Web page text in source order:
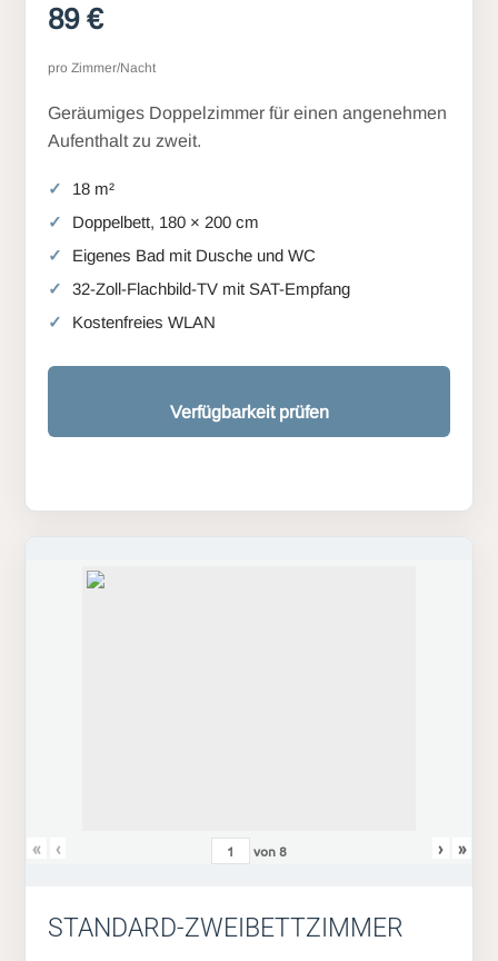
89 €
pro Zimmer/Nacht
Geräumiges Doppelzimmer für einen angenehmen
Aufenthalt zu zweit.
18 m²
Doppelbett, 180 × 200 cm
Eigenes Bad mit Dusche und WC
32-Zoll-Flachbild-TV mit SAT-Empfang
Kostenfreies WLAN
Verfügbarkeit prüfen
« ‹ von8 › »
STANDARD-ZWEIBETTZIMMER